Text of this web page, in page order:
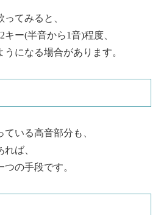
てみると、
ー(半音から1音)程度、
になる場合があります。
いる高音部分も、
ば、
の手段です。